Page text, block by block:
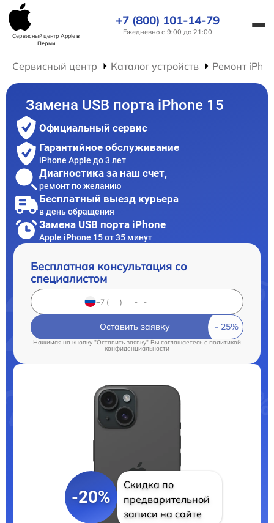
Сервисный центр Appleв
Перми
+7 (800) 101-14-79
Ежедневно с 9:00 до 21:00
Сервисный центр Каталог устройств Ремонт
Замена USB порта iPhone 15
Официальный сервис
Гарантийное обслуживание
iPhone Apple до 3 лет
Диагностика за наш счет,
ремонт по желанию
Бесплатный выезд курьера
в день обращения
Замена USB порта iPhone
Apple iPhone 15 от 35 минут
Бесплатная консультация со
специалистом
Оставить заявку
Нажимая на кнопку "Оставить заявку" Вы соглашаетесь cполитикой
конфиденциальности
-20%
Скидка по
предварительной
записи на сайте